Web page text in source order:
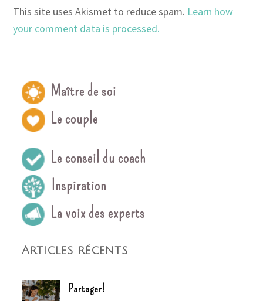
This site uses Akismet to reduce spam. Learn how
your comment data is processed.
Maître de soi
Le couple
Le conseil du coach
Inspiration
La voix des experts
Articles récents
Partager!